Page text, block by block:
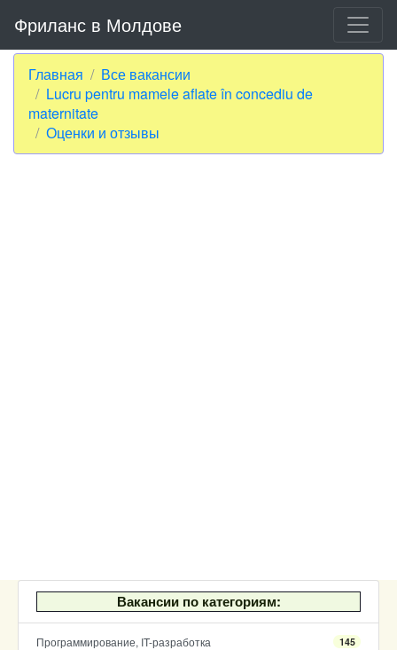
Фриланс в Молдове
Главная
Все вакансии
Lucru pentru mamele aflate în concediu de
maternitate
Оценки и отзывы
Вакансии по категориям:
Программирование, IT-разработка 145